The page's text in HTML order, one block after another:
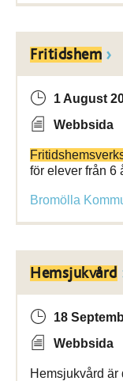
Fritidshem
1 August
Webbsida
för elever från 6
Bromölla
Hemsjukvård
18
Webbsida
Hemsjukvård är